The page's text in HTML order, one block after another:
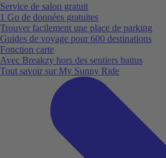
Service de salon gratuit
1 Go de données gratuites
Trouver facilement une place de parking
Guides de voyage pour 600 destinations
Fonction carte
Avec Breakzy hors des sentiers battus
Tout savoir sur My Sunny Ride